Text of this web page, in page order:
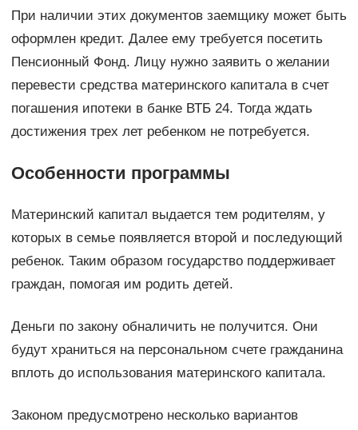
При наличии этих документов заемщику может быть
оформлен кредит. Далее ему требуется посетить
Пенсионный Фонд. Лицу нужно заявить о желании
перевести средства материнского капитала в счет
погашения ипотеки в банке ВТБ 24. Тогда ждать
достижения трех лет ребенком не потребуется.
Особенности программы
Материнский капитал выдается тем родителям, у
которых в семье появляется второй и последующий
ребенок. Таким образом государство поддерживает
граждан, помогая им родить детей.
Деньги по закону обналичить не получится. Они
будут храниться на персональном счете гражданина
вплоть до использования материнского капитала.
Законом предусмотрено несколько вариантов